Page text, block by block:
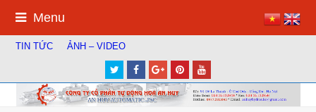
Menu
TIN TỨC ẢNH – VIDEO
TwitterFacebook
Google
Plus
Pinterest